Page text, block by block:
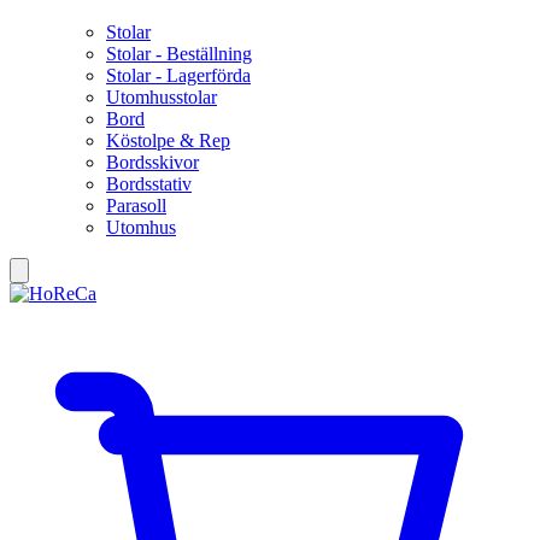
Stolar
Stolar - Beställning
Stolar - Lagerförda
Utomhusstolar
Bord
Köstolpe & Rep
Bordsskivor
Bordsstativ
Parasoll
Utomhus